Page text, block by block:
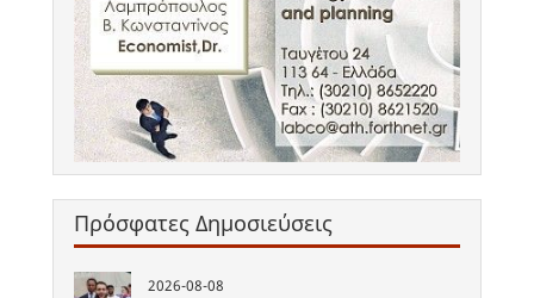
Πρόσφατες Δημοσιεύσεις
2026-08-08